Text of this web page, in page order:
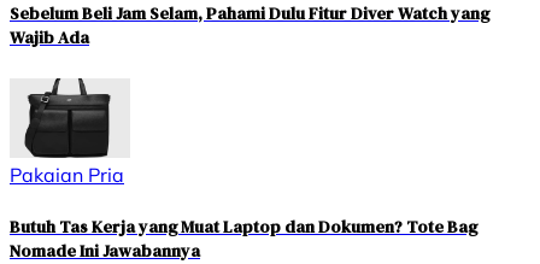
Sebelum Beli Jam Selam, Pahami Dulu Fitur Diver Watch yang
Wajib Ada
Pakaian Pria
Butuh Tas Kerja yang Muat Laptop dan Dokumen? Tote Bag
Nomade Ini Jawabannya